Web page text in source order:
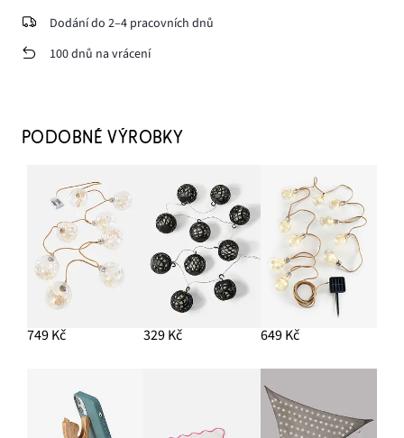
Dodání do 2–4 pracovních dnů
100 dnů na vrácení
PODOBNÉ VÝROBKY
749 Kč 329 Kč 649 Kč